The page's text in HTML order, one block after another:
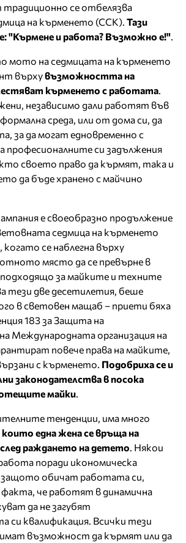
традиционно се отбелязва
на кърменето (ССК). Тази
"Кърмене и работа? Възможно е!"
мото на седмицата на кърменето
върхувъзможността на
кърменето с работата
независимо дали работят във
среда, или от дома си, да
за да могат едновременно с
професионалните си задължения
своето право да кърмят, така и
да бъде хранено с майчино
е своеобразно продължение
седмица на кърменето
се наблегна върху
място да се превърне в
за майките и техните
тези две десетилетия, беше
в световен мащаб – приети бяха
183 за Защита на
Международната организация на
повече права на майките,
с кърменето. Подобриха се и
законодателства в посока
майки
тенденции, има много
които една жена се връща на
раждането на детето . Някои
поради икономическа
защото обичат работата си,
че работят в динамична
да не загубят
си квалификация. Всички тези
възможност да кърмят или да